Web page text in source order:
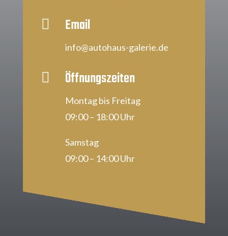
 Email
info@autohaus-galerie.de
 Öffnungszeiten
Montag bis Freitag
09:00 – 18:00 Uhr
Samstag
09:00 – 14:00 Uhr